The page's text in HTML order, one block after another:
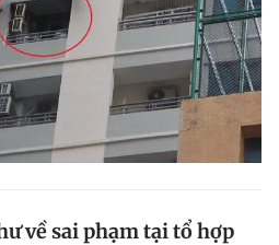
về sai phạm tại tổ hợp